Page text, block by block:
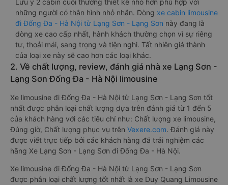
Lưu ý 2 cabin cuối thường thiết kế nhỏ hơn phù hợp với
những người có thân hình nhỏ nhắn. Dòng xe cabin limousine
đi Đống Đa - Hà Nội từ Lạng Sơn - Lạng Sơn này đang là
dòng xe cao cấp nhất, hành khách thường chọn vì sự riêng
tư, thoải mái, sang trọng và tiện nghi. Tất nhiên giá thành
của loại xe này sẽ cao hơn các loại khác.
2. Về chất lượng, review, đánh giá nhà xe Lạng Sơn -
Lạng Sơn Đống Đa - Hà Nội limousine
Xe limousine đi Đống Đa - Hà Nội từ Lạng Sơn - Lạng Sơn tốt
nhất được phân loại chất lượng dựa trên đánh giá từ 1 đến 5
của khách hàng với các tiêu chí như: Chất lượng xe limousine,
Đúng giờ, Chất lượng phục vụ trên Vexere.com. Đánh giá này
được viết trực tiếp bởi các khách hàng đã trải nghiệm các
hãng Xe Lạng Sơn - Lạng Sơn đi Đống Đa - Hà Nội.
Xe limousine đi Đống Đa - Hà Nội từ Lạng Sơn - Lạng Sơn
được phân loại chất lượng tốt nhất là xe Duy Quang Limousine